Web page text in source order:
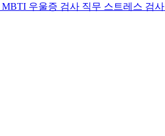
MBTI 우울증 검사 직무 스트레스 검사